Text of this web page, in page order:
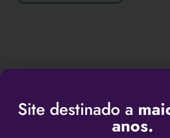
Site destinado a
anos.